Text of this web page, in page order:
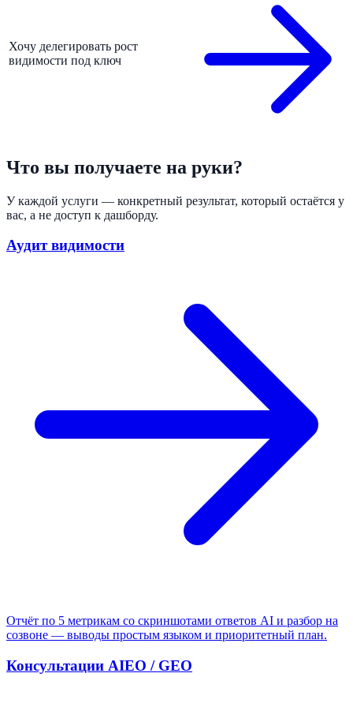
Хочу делегировать рост
видимости под ключ
Что вы получаете на руки?
У каждой услуги — конкретный результат, который остаётся у
вас, а не доступ к дашборду.
Аудит видимости
Отчёт по 5 метрикам со скриншотами ответов AI и разбор на
созвоне — выводы простым языком и приоритетный план.
Консультации AIEO / GEO